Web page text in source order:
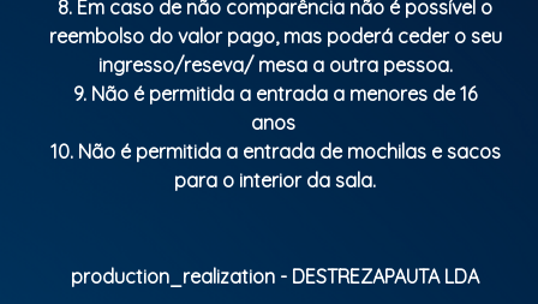
8. Em caso de não comparência não é possível o
reembolso do valor pago, mas poderá ceder o seu
ingresso/reseva/ mesa a outra pessoa.
9. Não é permitida a entrada a menores de 16
anos
10. Não é permitida a entrada de mochilas e sacos
para o interior da sala.
production_realization - DESTREZAPAUTA LDA